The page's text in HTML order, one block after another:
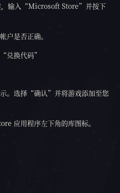
，输入“Microsoft Store”并按下
户是否正确。
兑换代码”
。选择“确认”并将游戏添加至您
应用程序左下角的库图标。